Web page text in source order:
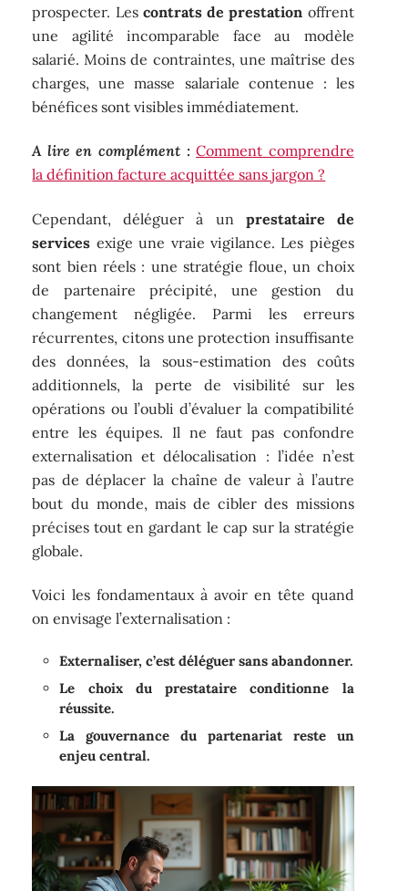
prospecter. Les contrats de prestation offrent
une agilité incomparable face au modèle
salarié. Moins de contraintes, une maîtrise des
charges, une masse salariale contenue : les
bénéfices sont visibles immédiatement.
A lire en complément : Comment comprendre
la définition facture acquittée sans jargon ?
Cependant, déléguer à un prestataire de
services exige une vraie vigilance. Les pièges
sont bien réels : une stratégie floue, un choix
de partenaire précipité, une gestion du
changement négligée. Parmi les erreurs
récurrentes, citons une protection insuffisante
des données, la sous-estimation des coûts
additionnels, la perte de visibilité sur les
opérations ou l’oubli d’évaluer la compatibilité
entre les équipes. Il ne faut pas confondre
externalisation et délocalisation : l’idée n’est
pas de déplacer la chaîne de valeur à l’autre
bout du monde, mais de cibler des missions
précises tout en gardant le cap sur la stratégie
globale.
Voici les fondamentaux à avoir en tête quand
on envisage l’externalisation :
Externaliser, c’est déléguer sans abandonner.
Le choix du prestataire conditionne la
réussite.
La gouvernance du partenariat reste un
enjeu central.